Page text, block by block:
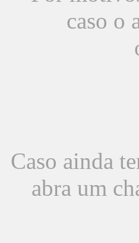
caso o
Caso ainda
abra um